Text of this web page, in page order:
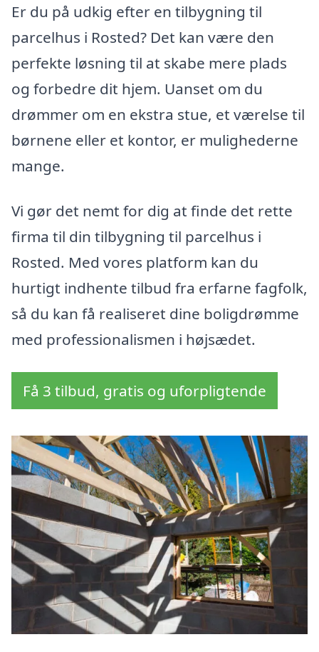
Er du på udkig efter en tilbygning til
parcelhus i Rosted? Det kan være den
perfekte løsning til at skabe mere plads
og forbedre dit hjem. Uanset om du
drømmer om en ekstra stue, et værelse til
børnene eller et kontor, er mulighederne
mange.
Vi gør det nemt for dig at finde det rette
firma til din tilbygning til parcelhus i
Rosted. Med vores platform kan du
hurtigt indhente tilbud fra erfarne fagfolk,
så du kan få realiseret dine boligdrømme
med professionalismen i højsædet.
Få 3 tilbud, gratis og uforpligtende